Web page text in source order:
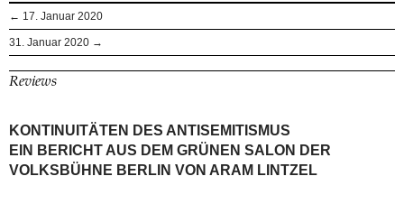
← 17. Januar 2020
31. Januar 2020 →
Reviews
KONTINUITÄTEN DES ANTISEMITISMUS
EIN BERICHT AUS DEM GRÜNEN SALON DER
VOLKSBÜHNE BERLIN VON ARAM LINTZEL